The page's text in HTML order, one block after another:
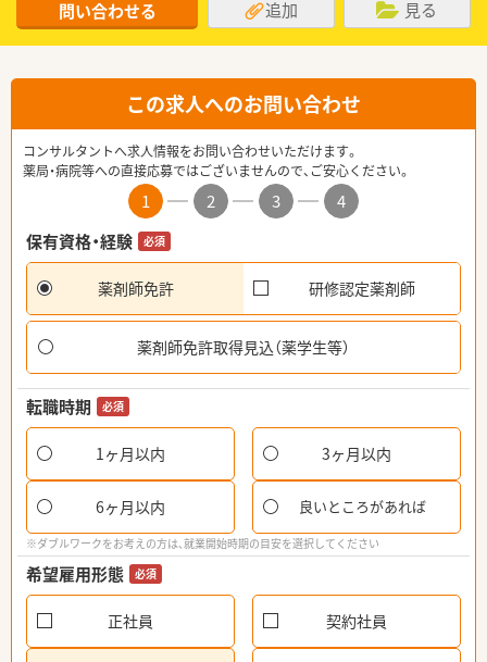
問い合わせる 追加 見る
この求人へのお問い合わせ
コンサルタントへ求人情報をお問い合わせいただけます。
薬局・病院等への直接応募ではございませんので、ご安心ください。
1 2 3
4
保有資格・経験
必須
薬剤師免許 研修認定薬剤師
薬剤師免許取得見込（薬学生等）
転職時期 必須
1ヶ月以内 3ヶ月以内
6ヶ月以内 良いところがあれば
※ダブルワークをお考えの方は、就業開始時期の目安を選択してください
希望雇用形態 必須
正社員 契約社員